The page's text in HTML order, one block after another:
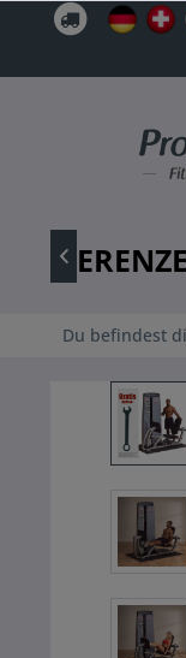

Du befindest